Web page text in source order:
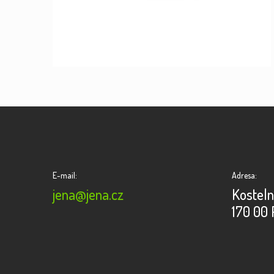
E-mail:
jena@jena.cz
Adresa:
170 00